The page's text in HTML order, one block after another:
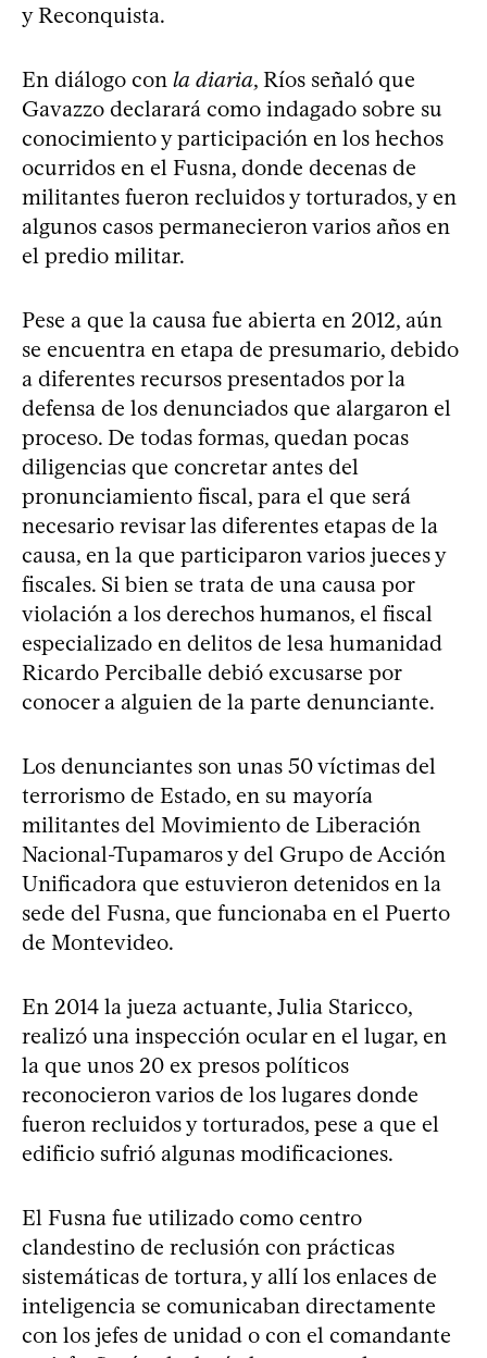
y Reconquista.
En diálogo con la diaria, Ríos señaló que
Gavazzo declarará como indagado sobre su
conocimiento y participación en los hechos
ocurridos en el Fusna, donde decenas de
militantes fueron recluidos y torturados, y en
algunos casos permanecieron varios años en
el predio militar.
Pese a que la causa fue abierta en 2012, aún
se encuentra en etapa de presumario, debido
a diferentes recursos presentados por la
defensa de los denunciados que alargaron el
proceso. De todas formas, quedan pocas
diligencias que concretar antes del
pronunciamiento fiscal, para el que será
necesario revisar las diferentes etapas de la
causa, en la que participaron varios jueces y
fiscales. Si bien se trata de una causa por
violación a los derechos humanos, el fiscal
especializado en delitos de lesa humanidad
Ricardo Perciballe debió excusarse por
conocer a alguien de la parte denunciante.
Los denunciantes son unas 50 víctimas del
terrorismo de Estado, en su mayoría
militantes del Movimiento de Liberación
Nacional-Tupamaros y del Grupo de Acción
Unificadora que estuvieron detenidos en la
sede del Fusna, que funcionaba en el Puerto
de Montevideo.
En 2014 la jueza actuante, Julia Staricco,
realizó una inspección ocular en el lugar, en
la que unos 20 ex presos políticos
reconocieron varios de los lugares donde
fueron recluidos y torturados, pese a que el
edificio sufrió algunas modificaciones.
El Fusna fue utilizado como centro
clandestino de reclusión con prácticas
sistemáticas de tortura, y allí los enlaces de
inteligencia se comunicaban directamente
con los jefes de unidad o con el comandante